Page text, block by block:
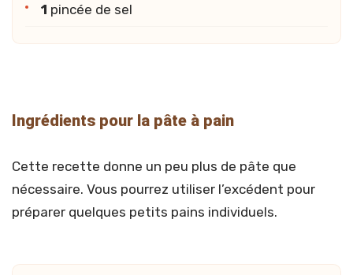
1 pincée de sel
Ingrédients pour la pâte à pain
Cette recette donne un peu plus de pâte que
nécessaire. Vous pourrez utiliser l’excédent pour
préparer quelques petits pains individuels.